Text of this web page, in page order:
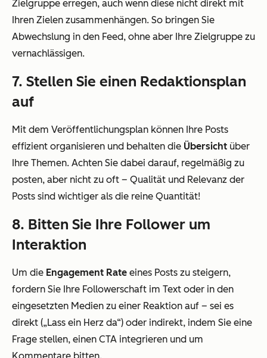
Zielgruppe erregen, auch wenn diese nicht direkt mit
Ihren Zielen zusammenhängen. So bringen Sie
Abwechslung in den Feed, ohne aber Ihre Zielgruppe zu
vernachlässigen.
7. Stellen Sie einen Redaktionsplan
auf
Mit dem Veröffentlichungsplan können Ihre Posts
effizient organisieren und behalten die Übersicht über
Ihre Themen. Achten Sie dabei darauf, regelmäßig zu
posten, aber nicht zu oft – Qualität und Relevanz der
Posts sind wichtiger als die reine Quantität!
8. Bitten Sie Ihre Follower um
Interaktion
Um die Engagement Rate eines Posts zu steigern,
fordern Sie Ihre Followerschaft im Text oder in den
eingesetzten Medien zu einer Reaktion auf – sei es
direkt („Lass ein Herz da“) oder indirekt, indem Sie eine
Frage stellen, einen CTA integrieren und um